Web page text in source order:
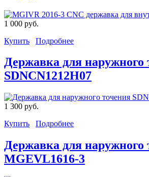
1 000 руб.
Купить
Подробнее
Державка для наружного
SDNCN1212H07
1 300 руб.
Купить
Подробнее
Державка для наружного
MGEVL1616-3